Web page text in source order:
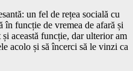
un fel de rețea socială cu
în funcție de vremea de afară și
această funcție, dar ulterior am
acolo și să încerci să le vinzi ca